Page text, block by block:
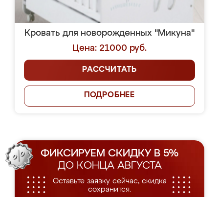
Кровать для новорожденных "Микуна"
Цена: 21000 руб.
РАССЧИТАТЬ
ПОДРОБНЕЕ
ФИКСИРУЕМ СКИДКУ В 5%
ДО КОНЦА АВГУСТА
Оставьте заявку сейчас, скидка
сохранится.